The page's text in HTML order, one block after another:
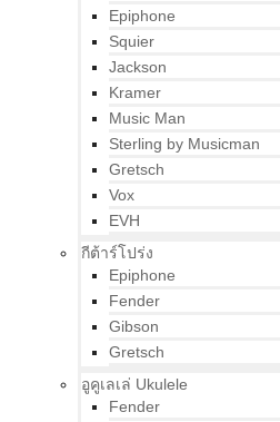
Epiphone
Squier
Jackson
Kramer
Music Man
Sterling by Musicman
Gretsch
Vox
EVH
กีต้าร์โปร่ง
Epiphone
Fender
Gibson
Gretsch
อูคูเลเล่ Ukulele
Fender